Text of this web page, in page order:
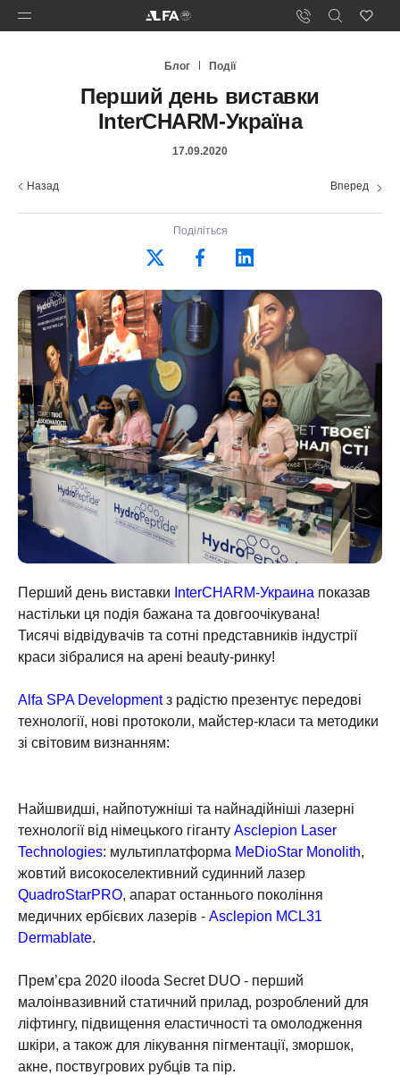
Блог Події
Перший день виставки
InterCHARM-Україна
17.09.2020
Назад Вперед
Поділіться
Перший день виставки InterCHARM-Украина показав
настільки ця подія бажана та довгоочікувана!
Тисячі відвідувачів та сотні представників індустрії
краси зібралися на арені beauty-ринку!
Alfa SPA Developmentз радістю презентує передові
технології, нові протоколи, майстер-класи та методики
зі світовим визнанням:
Найшвидші, найпотужніші та найнадійніші лазерні
технології від німецького гіганту Asclepion Laser
Technologies: мультиплатформа MeDioStar Monolith,
жовтий високоселективний судинний лазер
QuadroStarPRO, апарат останнього покоління
медичних ербієвих лазерів - Asclepion MCL31
Dermablate.
Прем’єра 2020 ilooda Secret DUO - перший
малоінвазивний статичний прилад, розроблений для
ліфтингу, підвищення еластичності та омолодження
шкіри, а також для лікування пігментації, зморшок,
акне, поствугрових рубців та пір.